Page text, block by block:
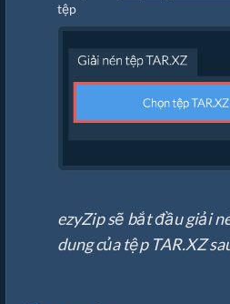
tệp
ezyZip sẽ bắt đầu giải
dung của tệp TAR.XZ